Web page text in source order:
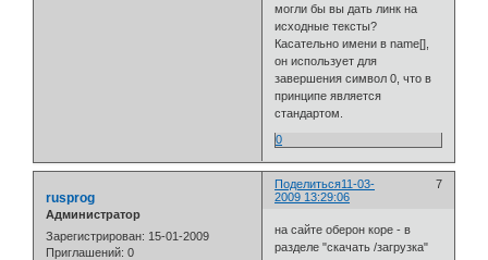
могли бы вы дать линк на
исходные тексты?
Касательно имени в name[],
он использует для
завершения символ 0, что в
принципе является
стандартом.
0
Поделиться 7
11-03-
2009 13:29:06
rusprog
Администратор
Зарегистрирован: 15-01-2009
Приглашений: 0
на сайте оберон коре - в
разделе "скачать /загрузка"